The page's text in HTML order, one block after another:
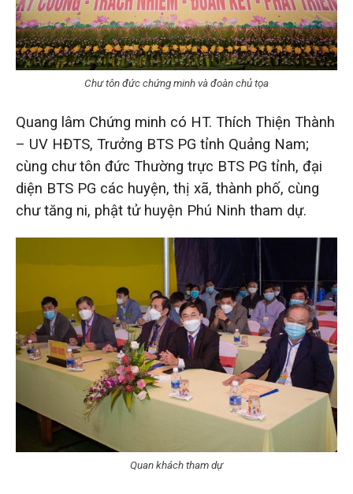
Chư tôn đức chứng minh và đoàn chủ tọa
Quang lâm Chứng minh có HT. Thích Thiện Thành
– UV HĐTS, Trưởng BTS PG tỉnh Quảng Nam;
cùng chư tôn đức Thường trực BTS PG tỉnh, đại
diện BTS PG các huyện, thị xã, thành phố, cùng
chư tăng ni, phật tử huyện Phú Ninh tham dự.
Quan khách tham dự